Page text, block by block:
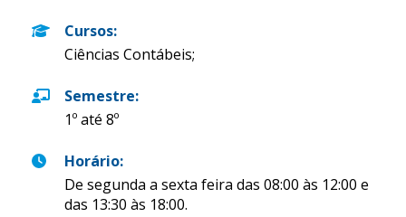
Cursos:
Ciências Contábeis;
Semestre:
1º até 8º
Horário:
De segunda a sexta feira das 08:00 às 12:00 e
das 13:30 às 18:00.